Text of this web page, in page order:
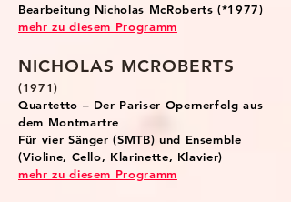
Bearbeitung Nicholas McRoberts (*1977)
mehr zu diesem Programm
NICHOLAS MCROBERTS
(1971)
Quartetto – Der Pariser Opernerfolg aus
dem Montmartre
Für vier Sänger (SMTB) und Ensemble
(Violine, Cello, Klarinette, Klavier)
mehr zu diesem Programm